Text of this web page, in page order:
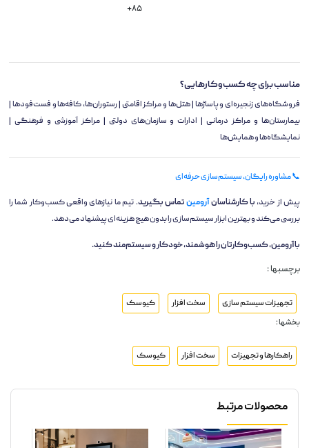
۸۵+
مناسب برای چه کسب‌وکارهایی؟
فروشگاه‌های زنجیره‌ای و پاساژها | هتل‌ها و مراکز اقامتی | رستوران‌ها، کافه‌ها و فست‌فودها |
بیمارستان‌ها و مراکز درمانی | ادارات و سازمان‌های دولتی | مراکز آموزشی و فرهنگی |
نمایشگاه‌ها و همایش‌ها
📞 مشاوره رایگان، سیستم‌سازی حرفه‌ای
پیش از خرید، با کارشناسانآرومینتماس بگیرید. تیم ما نیازهای واقعی کسب‌وکار شما را
بررسی می‌کند و بهترین ابزار سیستم‌سازی را بدون هیچ هزینه‌ای پیشنهاد می‌دهد.
با آرومین، کسب‌وکارتان را هوشمند، خودکار و سیستم‌مند کنید.
برچسبها :
تجهیزات سیستم سازی سخت افزار
کیوسک
بخشها :
راهکارها و تجهیزات سخت افزار کیوسک
محصولات مرتبط